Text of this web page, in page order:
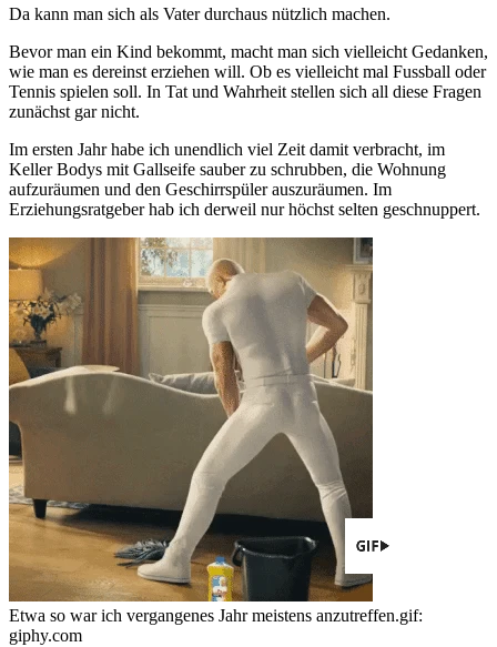
Da kann man sich als Vater durchaus nützlich machen.
Bevor man ein Kind bekommt, macht man sich vielleicht Gedanken,
wie man es dereinst erziehen will. Ob es vielleicht mal Fussball oder
Tennis spielen soll. In Tat und Wahrheit stellen sich all diese Fragen
zunächst gar nicht.
Im ersten Jahr habe ich unendlich viel Zeit damit verbracht, im
Keller Bodys mit Gallseife sauber zu schrubben, die Wohnung
aufzuräumen und den Geschirrspüler auszuräumen. Im
Erziehungsratgeber hab ich derweil nur höchst selten geschnuppert.
Etwa so war ich vergangenes Jahr meistens anzutreffen.gif:
giphy.com